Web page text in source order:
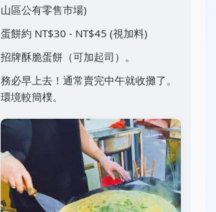
山區公有零售市場)
蛋餅約 NT$30 - NT$45 (視加料)
招牌酥脆蛋餅（可加起司）。
務必早上去！通常賣完中午就收攤了。
環境較簡樸。